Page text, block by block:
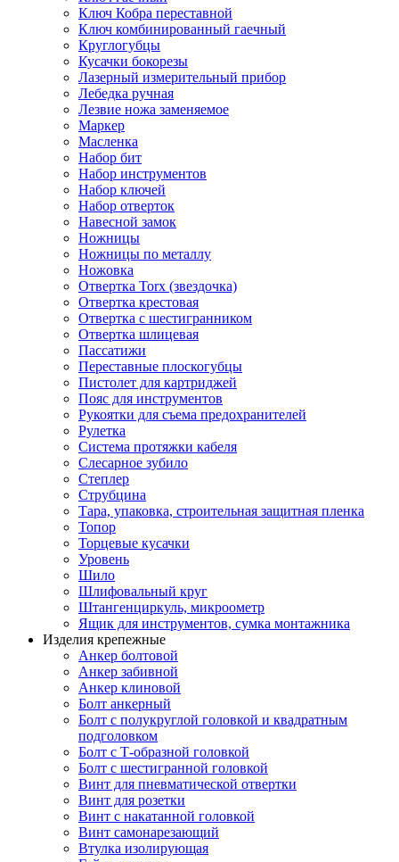
Ключ Кобра переставной
Ключ комбинированный гаечный
Круглогубцы
Кусачки бокорезы
Лазерный измерительный прибор
Лебедка ручная
Лезвие ножа заменяемое
Маркер
Масленка
Набор бит
Набор инструментов
Набор ключей
Набор отверток
Навесной замок
Ножницы
Ножницы по металлу
Ножовка
Отвертка Torx (звездочка)
Отвертка крестовая
Отвертка с шестигранником
Отвертка шлицевая
Пассатижи
Переставные плоскогубцы
Пистолет для картриджей
Пояс для инструментов
Рукоятки для съема предохранителей
Рулетка
Система протяжки кабеля
Слесарное зубило
Степлер
Струбцина
Тара, упаковка, строительная защитная пленка
Топор
Торцевые кусачки
Уровень
Шило
Шлифовальный круг
Штангенциркуль, микроометр
Ящик для инструментов, сумка монтажника
Изделия крепежные
Анкер болтовой
Анкер забивной
Анкер клиновой
Болт анкерный
Болт с полукруглой головкой и квадратным
подголовком
Болт с Т-образной головкой
Болт с шестигранной головкой
Винт для пневматической отвертки
Винт для розетки
Винт с накатанной головкой
Винт самонарезающий
Втулка изолирующая